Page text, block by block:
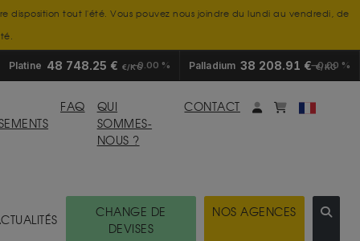
disposition tout l'été. Vous pouvez nous joindre du lundi au vendredi, de
Platine 48 748.25 € €/KG0.00 % Palladium 38 208.91 €€/KG
0.00 %
FAQ
QUI
SOMMES-
NOUS ?
CONTACT Mon compte
monpanier
CHANGE DE
DEVISES
NOS AGENCES